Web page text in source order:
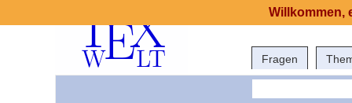
Fragen
Willkommen,